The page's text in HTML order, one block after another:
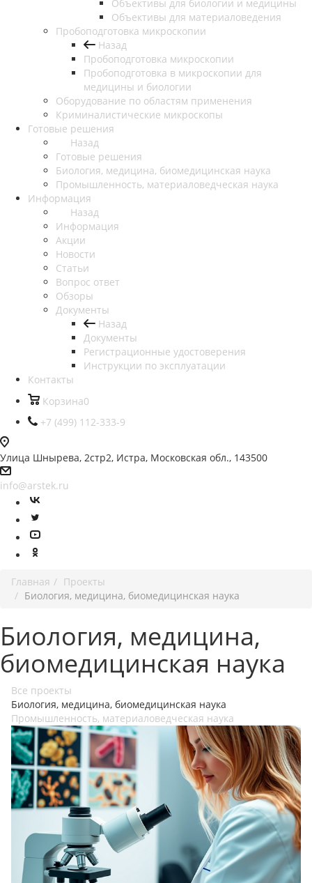
Объективы для биологии и медицины
Объективы для материаловедения
Пробоподготовка микроскопии
Назад
Пробоподготовка микроскопии
Пробоподготовка в микроскопии для
медицины и биологии
Оборудование по областям применения
Криминалистические микроскопы
Готовые решения
Назад
Готовые решения
Биология, медицина, биомедицинская наука
Промышленность, материаловедческая наука
Информация
Назад
Информация
Акции
Новости
Статьи
Вопрос ответ
Обзоры
Документы
Назад
Документы
Регистрационные удостоверения
Инструкции по эксплуатации
Контакты
Корзина0
+7 (499) 112-333-9
Улица Шнырева, 2стр2, Истра, Московская обл., 143500
info@arstek.ru
Главная
Проекты
Биология, медицина, биомедицинская наука
Биология, медицина,
биомедицинская наука
Все проекты
Биология, медицина, биомедицинская наука
Промышленность, материаловедческая наука